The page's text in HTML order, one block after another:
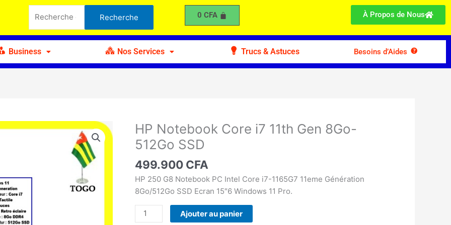
pour :
Recherche 0 CFA À Propos de Nous
Business Nos Services Trucs & Astuces Besoins d’Aides
HP Notebook Core i7 11th Gen 8Go-
512Go SSD
499.900 CFA
HP 250 G8 Notebook PC Intel Core i7-1165G7 11eme Génération
8Go/512Go SSD Ecran 15″6 Windows 11 Pro.
quantité
de
HP
Notebook
Core
i7
Gen
8Go-
Ajouter au panier
Notebook
11th
Gen
8Go-